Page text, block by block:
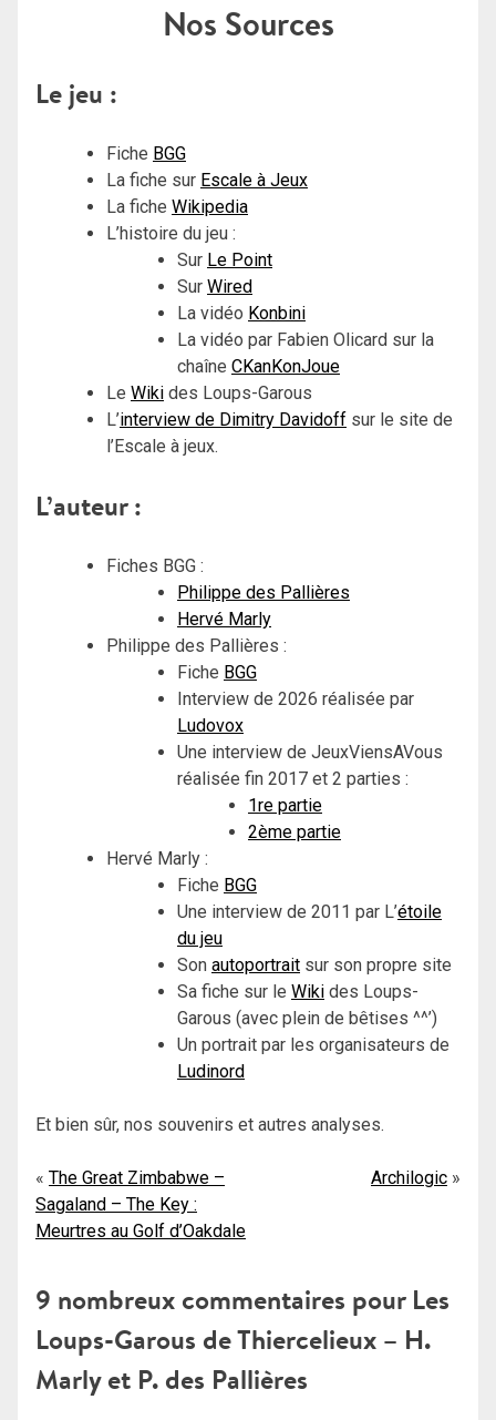
Nos Sources
Le jeu :
Fiche BGG
La fiche sur Escale à Jeux
La fiche Wikipedia
L’histoire du jeu :
Sur Le Point
Sur Wired
La vidéo Konbini
La vidéo par Fabien Olicard sur la
chaîne CKanKonJoue
Le Wiki des Loups-Garous
L’interview de Dimitry Davidoff sur le site de
l’Escale à jeux.
L’auteur :
Fiches BGG :
Philippe des Pallières
Hervé Marly
Philippe des Pallières :
Fiche BGG
Interview de 2026 réalisée par
Ludovox
Une interview de JeuxViensAVous
réalisée fin 2017 et 2 parties :
1re partie
2ème partie
Hervé Marly :
Fiche BGG
Une interview de 2011 par L’étoile
du jeu
Son autoportrait sur son propre site
Sa fiche sur le Wiki des Loups-
Garous (avec plein de bêtises ^^’)
Un portrait par les organisateurs de
Ludinord
Et bien sûr, nos souvenirs et autres analyses.
Navigation
de
The Great Zimbabwe –
Sagaland – The Key :
Meurtres au Golf d’Oakdale
Archilogic
9 nombreux commentaires pour Les
Loups-Garous de Thiercelieux – H.
Marly et P. des Pallières